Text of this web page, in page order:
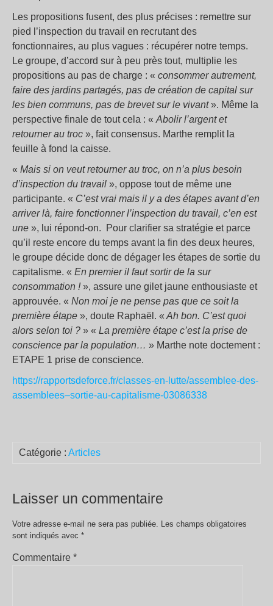
Les propositions fusent, des plus précises : remettre sur
pied l’inspection du travail en recrutant des
fonctionnaires, au plus vagues : récupérer notre temps.
Le groupe, d’accord sur à peu près tout, multiplie les
propositions au pas de charge : « consommer autrement,
faire des jardins partagés, pas de création de capital sur
les bien communs, pas de brevet sur le vivant». Même la
perspective finale de tout cela : « Abolir l’argent et
retourner au troc », fait consensus. Marthe remplit la
feuille à fond la caisse.
« Mais si on veut retourner au troc, on n’a plus besoin
d’inspection du travail », oppose tout de même une
participante. « C’est vrai mais il y a des étapes avant d’en
arriver là, faire fonctionner l’inspection du travail, c’en est
une », lui répond-on. Pour clarifier sa stratégie et parce
qu’il reste encore du temps avant la fin des deux heures,
le groupe décide donc de dégager les étapes de sortie du
capitalisme. « En premier il faut sortir de la sur
consommation !», assure une gilet jaune enthousiaste et
approuvée. « Non moi je ne pense pas que ce soit la
première étape », doute Raphaël. « Ah bon. C’est quoi
alors selon toi ? » « La première étape c’est la prise de
conscience par la population… » Marthe note doctement :
ETAPE 1 prise de conscience.
https://rapportsdeforce.fr/classes-en-lutte/assemblee-des-
assemblees–sortie-au-capitalisme-03086338
Catégorie : Articles
Laisser un commentaire
Votre adresse e-mail ne sera pas publiée. Les champs obligatoires
sont indiqués avec *
Commentaire *